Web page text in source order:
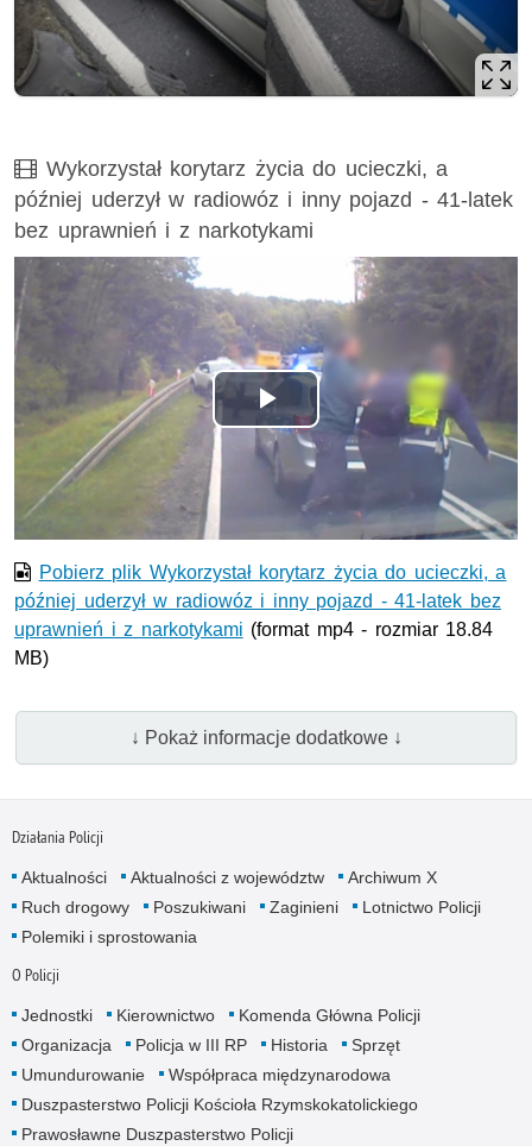
Film
Wykorzystał korytarz życia do ucieczki, a
później uderzył w radiowóz i inny pojazd - 41-latek
bez uprawnień i z narkotykami
Odtwórz
wideo
Pobierz plik Wykorzystał korytarz życia do ucieczki, a
później uderzył w radiowóz i inny pojazd - 41-latek bez
uprawnień i z narkotykami (format mp4 - rozmiar 18.84
MB)
↓ Pokaż informacje dodatkowe ↓
Działania Policji
Aktualności Aktualności z województw
Archiwum X
Ruch drogowy
Poszukiwani Zaginieni
Lotnictwo Policji
Polemiki i sprostowania
O Policji
Jednostki Kierownictwo
Komenda Główna Policji
Organizacja
Policja w III RP Historia
Sprzęt
Umundurowanie
Współpraca międzynarodowa
Duszpasterstwo Policji Kościoła Rzymskokatolickiego
Prawosławne Duszpasterstwo Policji